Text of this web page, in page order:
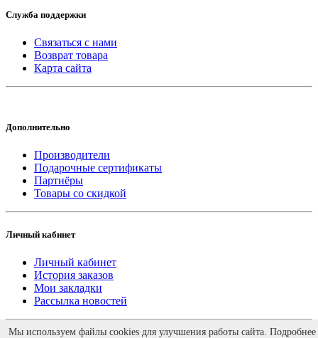
Служба поддержки
Связаться с нами
Возврат товара
Карта сайта
Дополнительно
Производители
Подарочные сертификаты
Партнёры
Товары со скидкой
Личный кабинет
Личный кабинет
История заказов
Мои закладки
Рассылка новостей
Работает наocStore
Мы используем файлы cookies для улучшения работы сайта. Подробнее